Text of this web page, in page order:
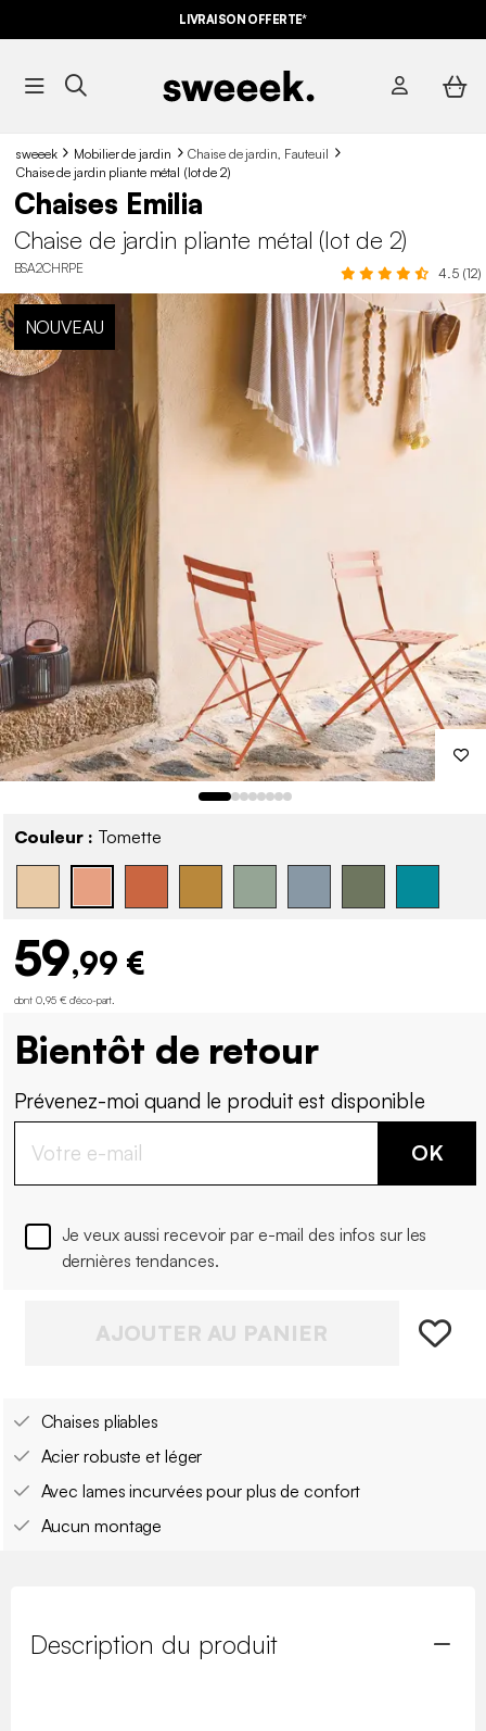
LIVRAISON OFFERTE*
sweeek Mobilier de jardin
Chaise de jardin, Fauteuil
Chaise de jardin pliante métal (lot de 2)
Chaises Emilia
Chaise de jardin pliante métal (lot de 2)
BSA2CHRPE 4.5 (12)
NOUVEAU
Couleur : Tomette
59,99 €
dont 0,95 € d'éco-part
Bientôt de retour
Prévenez-moi quand le produit est disponible
OK
Je veux aussi recevoir par e-mail des infos sur les
dernières tendances.
AJOUTER AU PANIER
Chaises pliables
Acier robuste et léger
Avec lames incurvées pour plus de confort
Aucun montage
Description du produit